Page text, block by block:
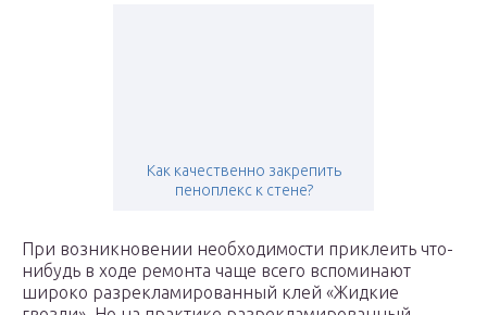
Как качественно закрепить
пеноплекс к стене?
При возникновении необходимости приклеить что-
нибудь в ходе ремонта чаще всего вспоминают
широко разрекламированный клей «Жидкие